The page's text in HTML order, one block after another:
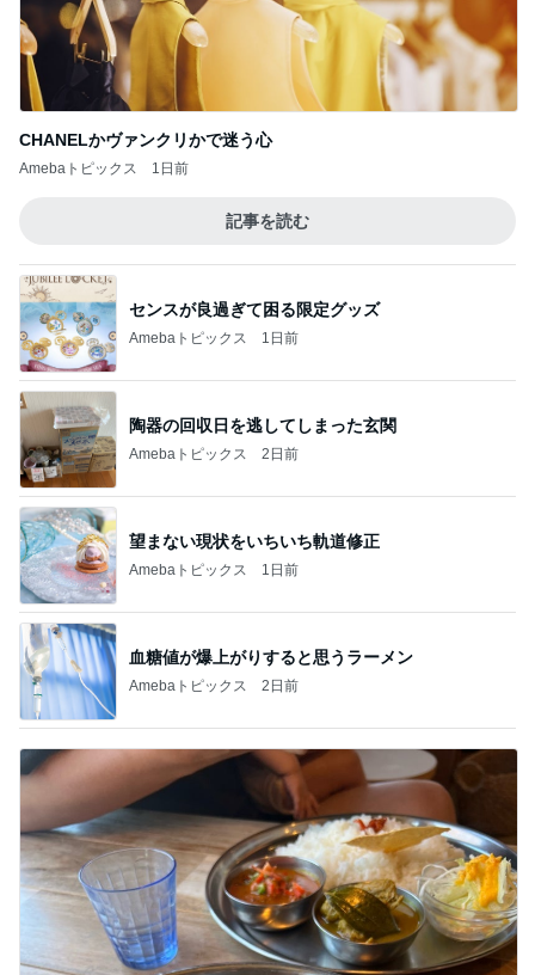
CHANELかヴァンクリかで迷う心
Amebaトピックス 1日前
記事を読む
センスが良過ぎて困る限定グッズ
Amebaトピックス 1日前
陶器の回収日を逃してしまった玄関
Amebaトピックス 2日前
望まない現状をいちいち軌道修正
Amebaトピックス 1日前
血糖値が爆上がりすると思うラーメン
Amebaトピックス 2日前